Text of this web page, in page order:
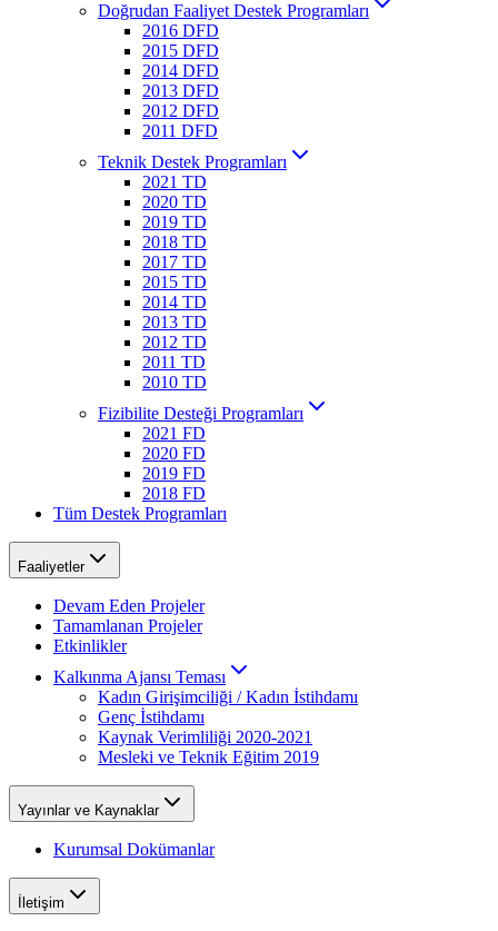
Doğrudan Faaliyet Destek Programları
2016 DFD
2015 DFD
2014 DFD
2013 DFD
2012 DFD
2011 DFD
Teknik Destek Programları
2021 TD
2020 TD
2019 TD
2018 TD
2017 TD
2015 TD
2014 TD
2013 TD
2012 TD
2011 TD
2010 TD
Fizibilite Desteği Programları
2021 FD
2020 FD
2019 FD
2018 FD
Tüm Destek Programları
Faaliyetler
Devam Eden Projeler
Tamamlanan Projeler
Etkinlikler
Kalkınma Ajansı Teması
Kadın Girişimciliği / Kadın İstihdamı
Genç İstihdamı
Kaynak Verimliliği 2020-2021
Mesleki ve Teknik Eğitim 2019
Yayınlar ve Kaynaklar
Kurumsal Dokümanlar
İletişim